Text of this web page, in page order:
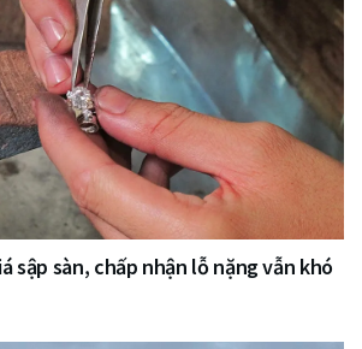
sập sàn, chấp nhận lỗ nặng vẫn khó